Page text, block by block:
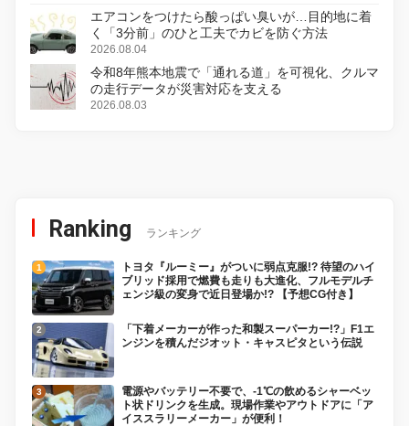
エアコンをつけたら酸っぱい臭いが…目的地に着
く「3分前」のひと工夫でカビを防ぐ方法
2026.08.04
令和8年熊本地震で「通れる道」を可視化、クルマ
の走行データが災害対応を支える
2026.08.03
Ranking ランキング
トヨタ『ルーミー』がついに弱点克服!? 待望のハイ
ブリッド採用で燃費も走りも大進化、フルモデルチ
ェンジ級の変身で近日登場か!? 【予想CG付き】
「下着メーカーが作った和製スーパーカー!?」F1エ
ンジンを積んだジオット・キャスピタという伝説
電源やバッテリー不要で、-1℃の飲めるシャーベッ
ト状ドリンクを生成。現場作業やアウトドアに「ア
イススラリーメーカー」が便利！